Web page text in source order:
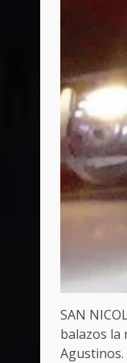
SAN
balazos la
Agustinos.